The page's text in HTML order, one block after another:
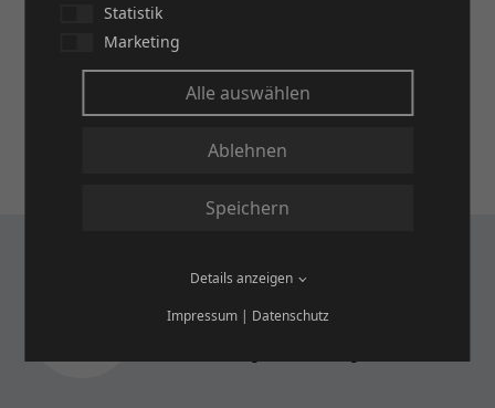
ANWENDUNGEN
Anlagenbau
Individuelle Lösungen angepasst an die
Statistik
Marketing
Alle auswählen
Ablehnen
Speichern
Details anzeigen
Impressum| Datenschutz